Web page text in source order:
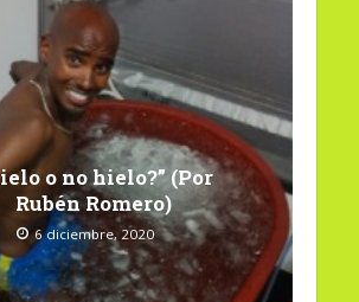
o no hielo?” (Por
Rubén Romero)
6 diciembre, 2020